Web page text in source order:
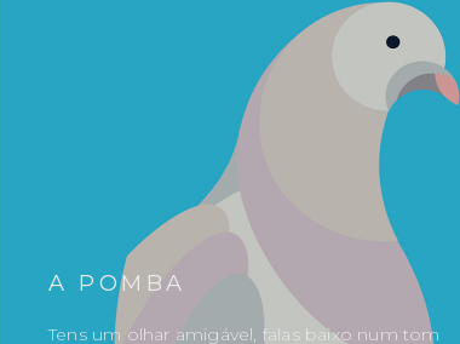
A POMBA
Tens um olhar amigável, falas baixo num tom